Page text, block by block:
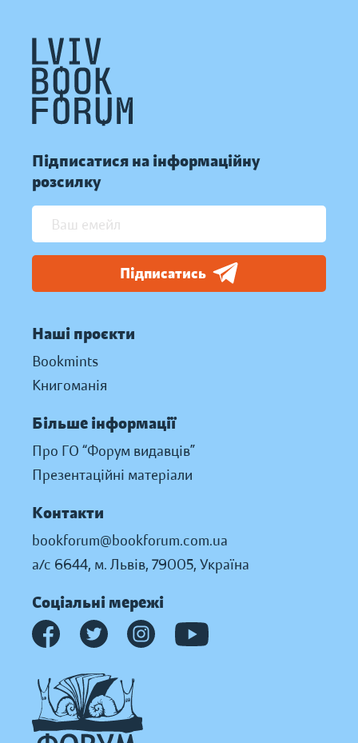
Підписатися на інформаційну
розсилку
Підписатись
Наші проєкти
Bookmints
Книгоманія
Більше інформації
Про ГО “Форум видавців”
Презентаційні матеріали
Контакти
bookforum@bookforum.com.ua
а/с 6644, м. Львів, 79005, Україна
Соціальні мережі